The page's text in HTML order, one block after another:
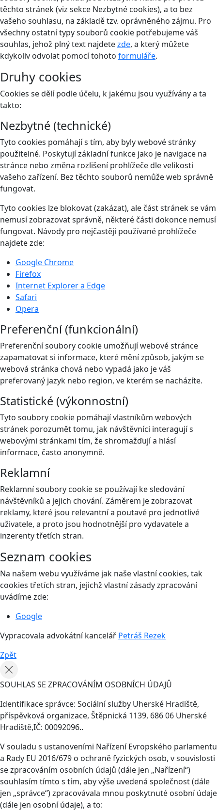
těchto stránek (viz sekce Nezbytné cookies), a to bez
vašeho souhlasu, na základě tzv. oprávněného zájmu. Pro
všechny ostatní typy souborů cookie potřebujeme váš
souhlas, jehož plný text najdetezde, a který můžete
kdykoliv odvolat pomocí tohoto formuláře.
Druhy cookies
Cookies se dělí podle účelu, k jakému jsou využívány a ta
takto:
Nezbytné (technické)
Tyto cookies pomáhají s tím, aby byly webové stránky
použitelné. Poskytují základní funkce jako je navigace na
stránce nebo změna rozlišení prohlížeče dle velikosti
vašeho zařízení. Bez těchto souborů nemůže web správně
fungovat.
Tyto cookies lze blokovat (zakázat), ale část stránek se vám
nemusí zobrazovat správně, některé části dokonce nemusí
fungovat. Návody pro nejčastěji používané prohlížeče
najdete zde:
Google Chrome
Firefox
Internet Explorer a Edge
Safari
Opera
Preferenční (funkcionální)
Preferenční soubory cookie umožňují webové stránce
zapamatovat si informace, které mění způsob, jakým se
webová stránka chová nebo vypadá jako je váš
preferovaný jazyk nebo region, ve kterém se nacházíte.
Statistické (výkonnostní)
Tyto soubory cookie pomáhají vlastníkům webových
stránek porozumět tomu, jak návštěvníci interagují s
webovými stránkami tím, že shromažďují a hlásí
informace, často anonymně.
Reklamní
Reklamní soubory cookie se používají ke sledování
návštěvníků a jejich chování. Záměrem je zobrazovat
reklamy, které jsou relevantní a poutavé pro jednotlivé
uživatele, a proto jsou hodnotnější pro vydavatele a
inzerenty třetích stran.
Seznam cookies
Na našem webu využíváme jak naše vlastní cookies, tak
cookies třetích stran, jejichž vlastní zásady zpracování
uvádíme zde:
Google
Vypracovala advokátní kancelář Petráš Rezek
Zpět
SOUHLAS SE ZPRACOVÁNÍM OSOBNÍCH ÚDAJŮ
Identifikace správce: Sociální služby Uherské Hradiště,
příspěvková organizace, Štěpnická 1139, 686 06 Uherské
Hradiště,IČ: 00092096..
V souladu s ustanoveními Nařízení Evropského parlamentu
a Rady EU 2016/679 o ochraně fyzických osob, v souvislosti
se zpracováním osobních údajů (dále jen „Nařízení“)
souhlasím tímto s tím, aby výše uvedená společnost (dále
jen „správce“) zpracovávala mnou poskytnuté osobní údaje
(dále jen osobní údaje), a to: